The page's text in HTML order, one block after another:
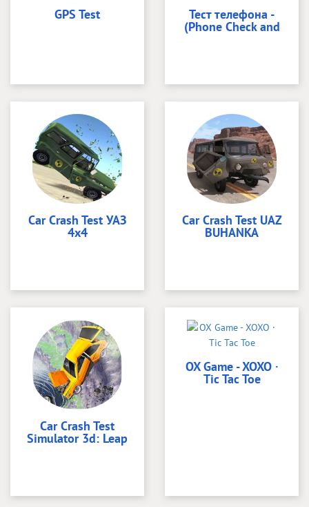
GPS Test Тест телефона -
(Phone Check and
Car Crash Test УАЗ
4x4
Car Crash Test UAZ
BUHANKA
Car Crash Test
Simulator 3d: Leap
OX Game - XOXO ·
Tic Tac Toe